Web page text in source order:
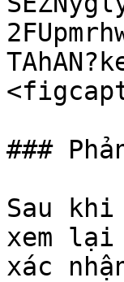
###
Sau
xem lại
xác